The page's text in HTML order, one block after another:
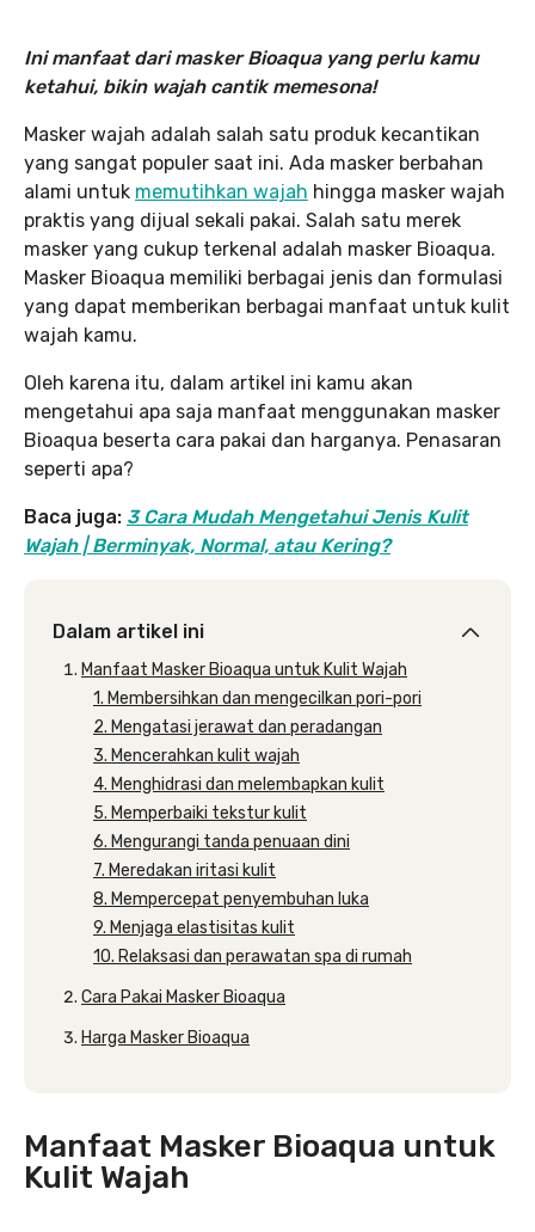
Ini manfaat dari masker Bioaqua yang perlu kamu
ketahui, bikin wajah cantik memesona!
Masker wajah adalah salah satu produk kecantikan
yang sangat populer saat ini. Ada masker berbahan
alami untuk memutihkan wajah hingga masker wajah
praktis yang dijual sekali pakai. Salah satu merek
masker yang cukup terkenal adalah masker Bioaqua.
Masker Bioaqua memiliki berbagai jenis dan formulasi
yang dapat memberikan berbagai manfaat untuk kulit
wajah kamu.
Oleh karena itu, dalam artikel ini kamu akan
mengetahui apa saja manfaat menggunakan masker
Bioaqua beserta cara pakai dan harganya. Penasaran
seperti apa?
Baca juga: 3 Cara Mudah Mengetahui Jenis Kulit
Wajah | Berminyak, Normal, atau Kering?
Dalam artikel ini
Manfaat Masker Bioaqua untuk Kulit Wajah
1. Membersihkan dan mengecilkan pori-pori
2. Mengatasi jerawat dan peradangan
3. Mencerahkan kulit wajah
4. Menghidrasi dan melembapkan kulit
5. Memperbaiki tekstur kulit
6. Mengurangi tanda penuaan dini
7. Meredakan iritasi kulit
8. Mempercepat penyembuhan luka
9. Menjaga elastisitas kulit
10. Relaksasi dan perawatan spa di rumah
Cara Pakai Masker Bioaqua
Harga Masker Bioaqua
Manfaat Masker Bioaqua untuk
Kulit Wajah